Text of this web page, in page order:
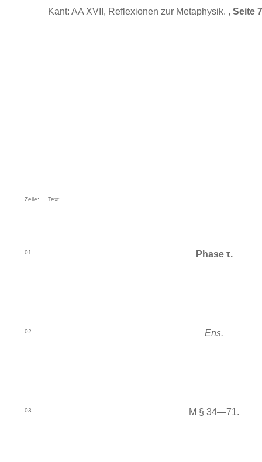
Kant: AA XVII, Reflexionen zur Metaphysik. , Seite
Zeile: Text:
01 Phase τ.
02 Ens.
03 M § 34—71.